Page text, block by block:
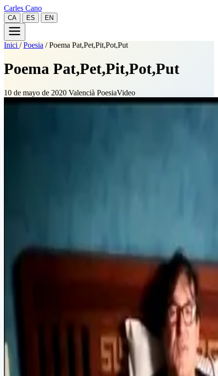
Carles Cano
CA ES EN
Inici / Poesia / Poema Pat,Pet,Pit,Pot,Put
Poema Pat,Pet,Pit,Pot,Put
10 de mayo de 2020 Valencià PoesiaVideo